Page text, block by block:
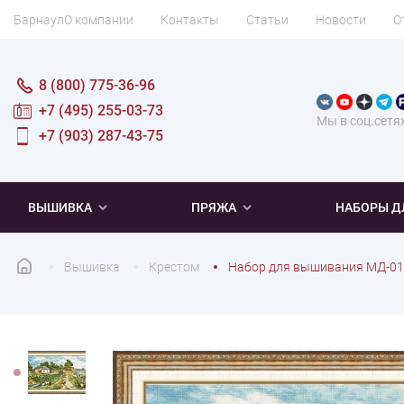
БарнаулО компании Контакты Статьи Новости
Мы в
8 (800) 775-36-96
+7 (495) 255-03-73
+7 (903) 287-43-75
ВЫШИВКА ПРЯЖА НАБОРЫ
Вышивка Крестом Набор для вышивания МД-